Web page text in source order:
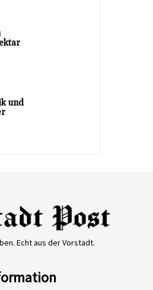
und
Echt aus der Vorstadt.